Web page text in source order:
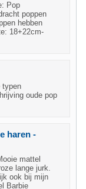
Pop
poppen
hebben
18+22cm-
typen
oude pop
haren -
mattel
lange jurk.
ook bij mijn
Barbie